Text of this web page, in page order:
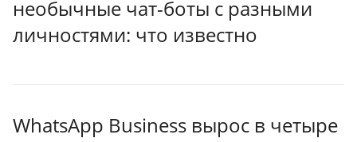
необычные чат-боты с разными
личностями: что известно
WhatsApp Business вырос в четыре